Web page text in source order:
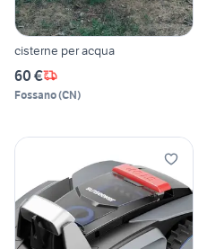
cisterne per acqua
60 €
Fossano(CN)